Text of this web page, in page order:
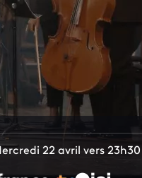
22 avril vers 23h30